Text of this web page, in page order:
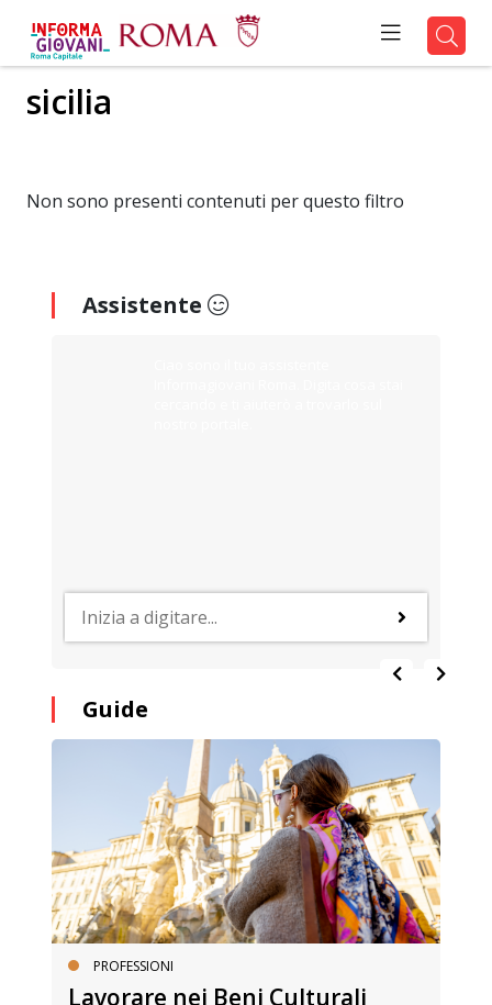
sicilia
Non sono presenti contenuti per questo filtro
Assistente
Guide
PROFESSIONI
Lavorare nei Beni Culturali